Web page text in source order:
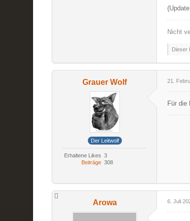
Nicht
Dieser
Grauer Wolf
Der Leitwolf
Erhaltene Likes 3
Beiträge 308
21.
Für die
Arowa 6. Juli